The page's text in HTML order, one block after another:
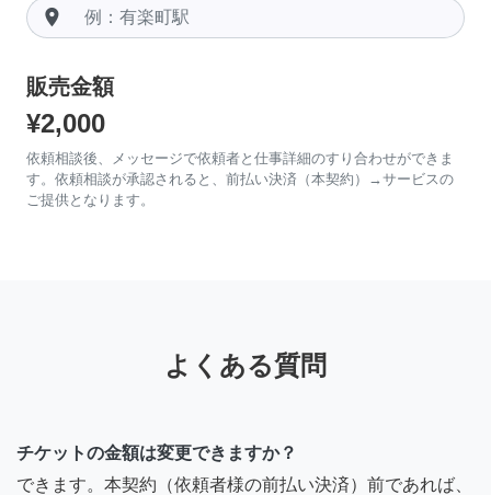
room
販売金額
¥2,000
依頼相談後、メッセージで依頼者と仕事詳細のすり合わせができま
す。依頼相談が承認されると、前払い決済（本契約）→サービスの
ご提供となります。
よくある質問
チケットの金額は変更できますか？
できます。本契約（依頼者様の前払い決済）前であれば、